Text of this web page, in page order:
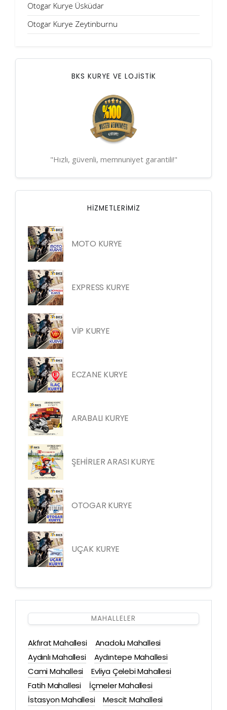
Otogar Kurye Üsküdar
Otogar Kurye Zeytinburnu
BKS KURYE VE LOJİSTİK
"Hızlı, güvenli, memnuniyet garantili!"
HIZMETLERIMIZ
MOTO KURYE
EXPRESS KURYE
VİP KURYE
ECZANE KURYE
ARABALI KURYE
ŞEHİRLER ARASI KURYE
OTOGAR KURYE
UÇAK KURYE
MAHALLELER
Akfırat Mahallesi
Anadolu Mahallesi
Aydınlı Mahallesi
Aydıntepe Mahallesi
Cami Mahallesi
Evliya Çelebi Mahallesi
Fatih Mahallesi
İçmeler Mahallesi
İstasyon Mahallesi
Mescit Mahallesi